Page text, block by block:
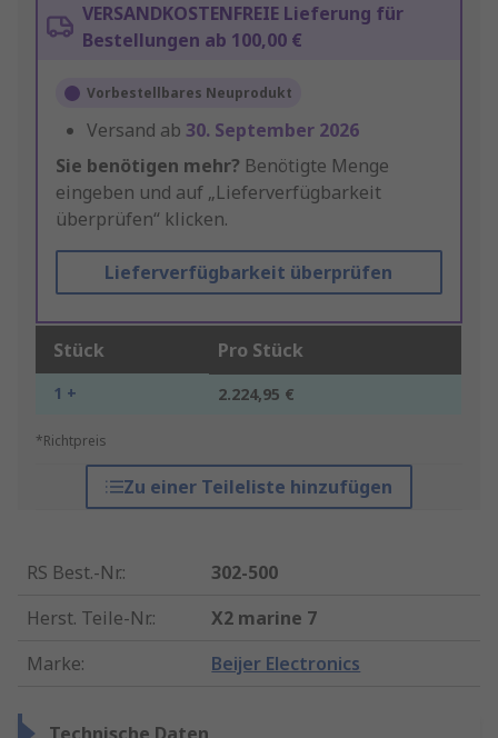
VERSANDKOSTENFREIE Lieferung für
Bestellungen ab 100,00 €
Vorbestellbares Neuprodukt
Versand ab 30. September 2026
Sie benötigen mehr? Benötigte Menge
eingeben und auf „Lieferverfügbarkeit
überprüfen“ klicken.
Lieferverfügbarkeit überprüfen
Stück Pro Stück
1 + 2.224,95 €
*Richtpreis
Zu einer Teileliste hinzufügen
RS Best.-Nr.:
302-500
Herst. Teile-Nr.:
X2 marine 7
Marke: Beijer Electronics